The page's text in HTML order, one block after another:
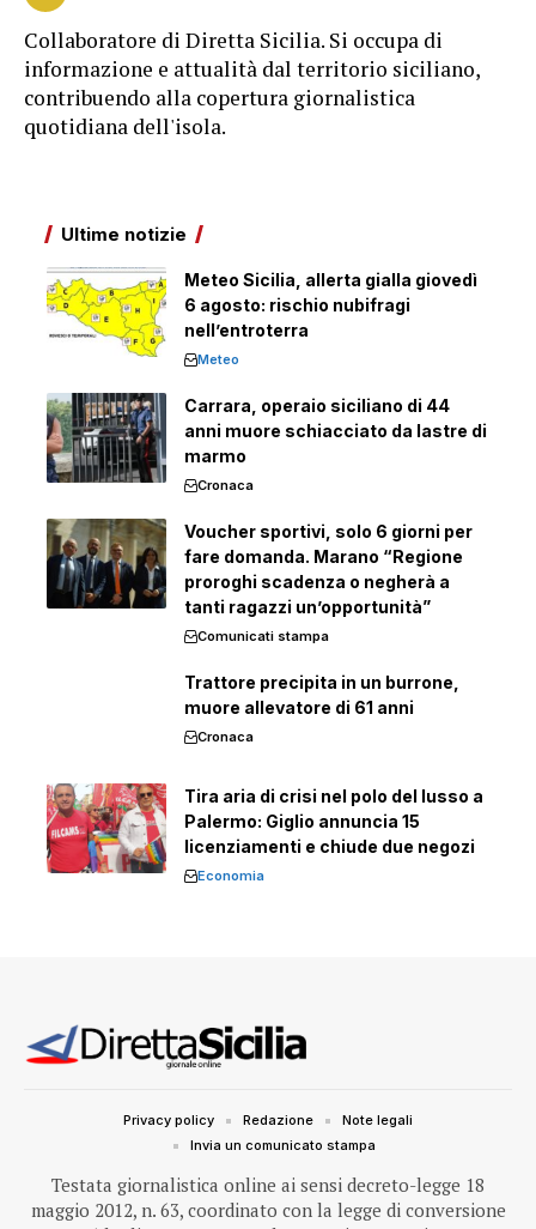
Collaboratore di Diretta Sicilia. Si occupa di
informazione e attualità dal territorio siciliano,
contribuendo alla copertura giornalistica
quotidiana dell'isola.
Ultime notizie
Meteo Sicilia, allerta gialla giovedì
6 agosto: rischio nubifragi
nell’entroterra
Meteo
Carrara, operaio siciliano di 44
anni muore schiacciato da lastre di
marmo
Cronaca
Voucher sportivi, solo 6 giorni per
fare domanda. Marano “Regione
proroghi scadenza o negherà a
tanti ragazzi un’opportunità”
Comunicati stampa
Trattore precipita in un burrone,
muore allevatore di 61 anni
Cronaca
Tira aria di crisi nel polo del lusso a
Palermo: Giglio annuncia 15
licenziamenti e chiude due negozi
Economia
Testata giornalistica online ai sensi decreto-legge 18
maggio 2012, n. 63, coordinato con la legge di conversione
Privacy policy Redazione
Note legali
Invia un comunicato stampa